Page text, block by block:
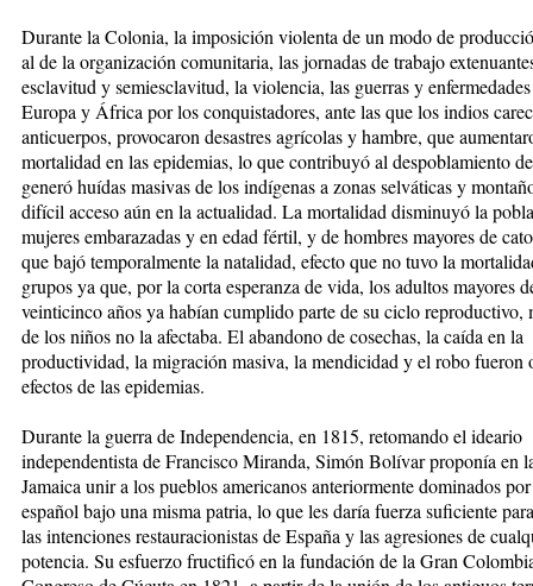
Durante la Colonia, la imposición violenta de un modo de
al de la organización comunitaria, las jornadas de trabajo
esclavitud y semiesclavitud, la violencia, las guerras y
Europa y África por los conquistadores, ante las que los indios
anticuerpos, provocaron desastres agrícolas y hambre, que
mortalidad en las epidemias, lo que contribuyó al despoblamiento
generó huídas masivas de los indígenas a zonas selváticas y
difícil acceso aún en la actualidad. La mortalidad disminuyó la
mujeres embarazadas y en edad fértil, y de hombres mayores de
que bajó temporalmente la natalidad, efecto que no tuvo la
grupos ya que, por la corta esperanza de vida, los adultos mayores
veinticinco años ya habían cumplido parte de su ciclo reproductivo,
de los niños no la afectaba. El abandono de cosechas, la caída en la
productividad, la migración masiva, la mendicidad y el robo fueron
efectos de las epidemias.
Durante la guerra de Independencia, en 1815, retomando el ideario
independentista de Francisco Miranda, Simón Bolívar proponía en
Jamaica unir a los pueblos americanos anteriormente dominados
español bajo una misma patria, lo que les daría fuerza suficiente
las intenciones restauracionistas de España y las agresiones de
potencia. Su esfuerzo fructificó en la fundación de la Gran